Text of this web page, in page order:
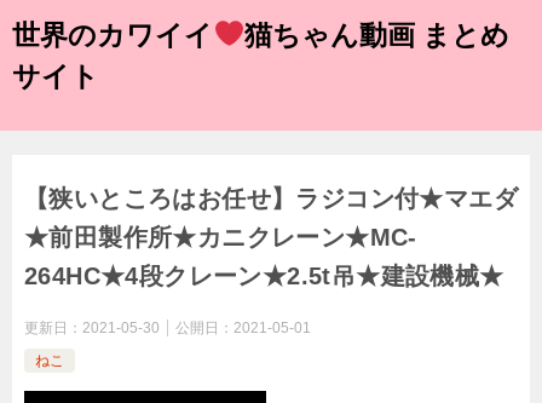
世界のカワイイ
猫ちゃん動画 まとめ
サイト
【狭いところはお任せ】ラジコン付★マエダ
★前田製作所★カニクレーン★MC-
264HC★4段クレーン★2.5t吊★建設機械★
更新日： 2021-05-30 公開日： 2021-05-01
ねこ